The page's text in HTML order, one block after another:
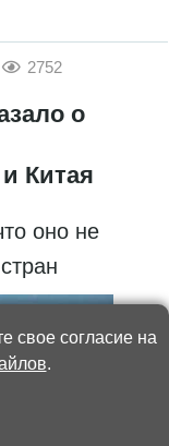
2752
о
Китая
оно не
свое согласие на
.